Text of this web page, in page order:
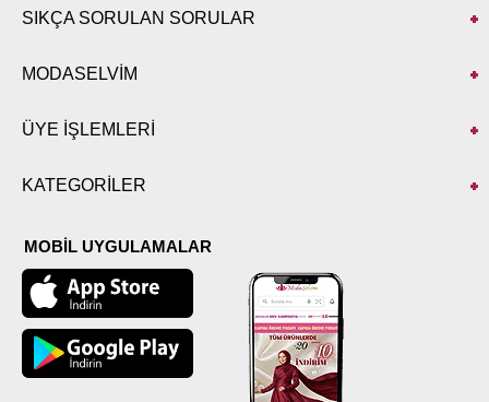
SIKÇA SORULAN SORULAR
MODASELVİM
ÜYE İŞLEMLERİ
KATEGORİLER
MOBİL UYGULAMALAR